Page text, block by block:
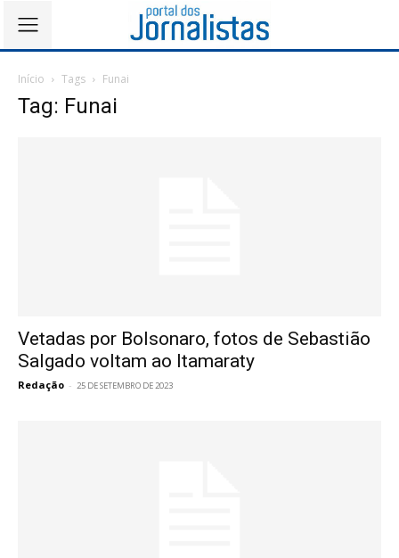
Início Tags Funai
Tag: Funai
Vetadas por Bolsonaro, fotos de Sebastião
Salgado voltam ao Itamaraty
Redação - 25 DE SETEMBRO DE 2023